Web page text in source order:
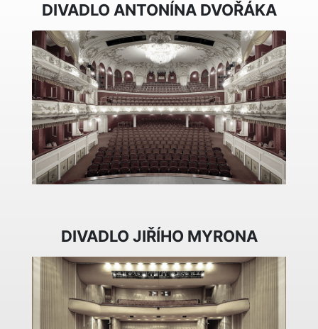
DIVADLO ANTONÍNA DVOŘÁKA
DIVADLO JIŘÍHO MYRONA